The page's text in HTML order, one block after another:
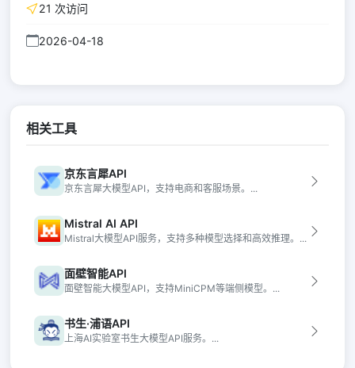
21 次访问
2026-04-18
相关工具
京东言犀API
京东言犀大模型API，支持电商和客服场景。...
Mistral AI API
Mistral大模型API服务，支持多种模型选择和高效推理。...
面壁智能API
面壁智能大模型API，支持MiniCPM等端侧模型。...
书生·浦语API
上海AI实验室书生大模型API服务。...